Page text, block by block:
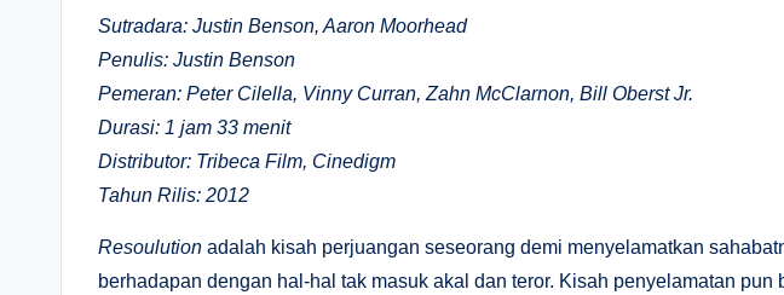
Sutradara: Justin Benson, Aaron Moorhead
Penulis: Justin Benson
Pemeran: Peter Cilella, Vinny Curran, Zahn McClarnon, Bill Oberst Jr.
Durasi: 1 jam 33 menit
Distributor: Tribeca Film, Cinedigm
Tahun Rilis: 2012
Resoulution adalah kisah perjuangan seseorang demi menyelamatkan
berhadapan dengan hal-hal tak masuk akal dan teror. Kisah penyelamatan pun